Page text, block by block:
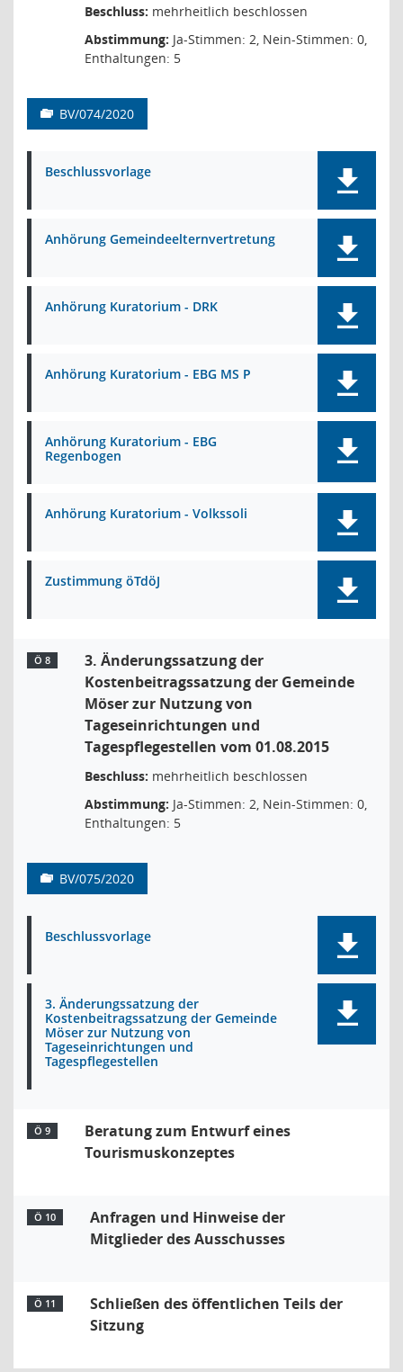
Beschluss: mehrheitlich beschlossen
Abstimmung: Ja-Stimmen: 2, Nein-Stimmen: 0,
Enthaltungen: 5
BV/074/2020
Beschlussvorlage
Anhörung Gemeindeelternvertretung
Anhörung Kuratorium - DRK
Anhörung Kuratorium - EBG MS P
Anhörung Kuratorium - EBG
Regenbogen
Anhörung Kuratorium - Volkssoli
Zustimmung öTdöJ
Ö 8
3. Änderungssatzung der
Kostenbeitragssatzung der Gemeinde
Möser zur Nutzung von
Tageseinrichtungen und
Tagespflegestellen vom 01.08.2015
Beschluss: mehrheitlich beschlossen
Abstimmung: Ja-Stimmen: 2, Nein-Stimmen: 0,
Enthaltungen: 5
BV/075/2020
Beschlussvorlage
3. Änderungssatzung der
Kostenbeitragssatzung der Gemeinde
Möser zur Nutzung von
Tageseinrichtungen und
Tagespflegestellen
Ö 9
Beratung zum Entwurf eines
Tourismuskonzeptes
Ö 10
Anfragen und Hinweise der
Mitglieder des Ausschusses
Ö 11
Schließen des öffentlichen Teils der
Sitzung